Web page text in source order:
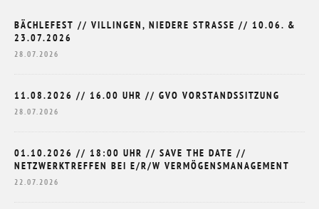
BÄCHLEFEST // VILLINGEN, NIEDERE STRASSE // 10.06. & 2
3.07.2026
28.07.2026
11.08.2026 // 16.00 UHR // GVO VORSTANDSSITZUNG
28.07.2026
01.10.2026 // 18:00 UHR // SAVE THE DATE //
NETZWERKTREFFEN BEI E/R/W VERMÖGENSMANAGEMENT
22.07.2026